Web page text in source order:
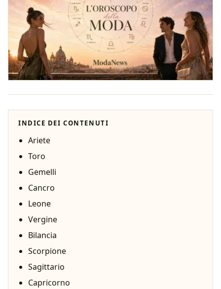
INDICE DEI CONTENUTI
Ariete
Toro
Gemelli
Cancro
Leone
Vergine
Bilancia
Scorpione
Sagittario
Capricorno